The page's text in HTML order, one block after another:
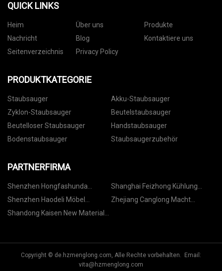
QUICK LINKS
Heim Über uns
Produkte
Nachricht
Blog
Kontaktiere uns
Seitenverzeichnis
Privacy Policy
PRODUKTKATEGORIE
Staubsauger
Akku-Staubsauger
Zyklon-Staubsauger
Beutelstaubsauger
Beutelloser Staubsauger
Handstaubsauger
Bodenstaubsauger
Staubsaugerzubehör
PARTNERFIRMA
Shenzhen Hongfashunda
Schimmel Co., Ltd
Shanghai Feizhong Kühlung
Ausrüstung Co., GmbH.
Shenzhen Haodeli Möbel
Passend Co., Ltd.
Zhejiang Canglong Macht
Shandong Kaisen New Material
Copyright © de.hzmenglong.com, Alle Rechte vorbehalten. Email:
vita@hzmenglong.com